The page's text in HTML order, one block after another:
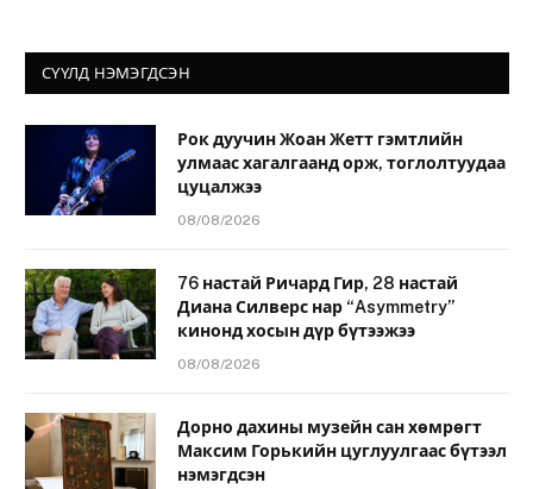
СҮҮЛД НЭМЭГДСЭН
Рок дуучин Жоан Жетт гэмтлийн
улмаас хагалгаанд орж, тоглолтуудаа
цуцалжээ
08/08/2026
76 настай Ричард Гир, 28 настай
Диана Силверс нар “Asymmetry”
кинонд хосын дүр бүтээжээ
08/08/2026
Дорно дахины музейн сан хөмрөгт
Максим Горькийн цуглуулгаас бүтээл
нэмэгдсэн